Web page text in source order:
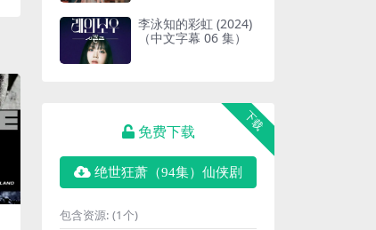
李泳知的彩虹 (2024)
（中文字幕 06 集）
下载
免费下载
绝世狂萧（94集）仙侠剧
包含资源: (1个)